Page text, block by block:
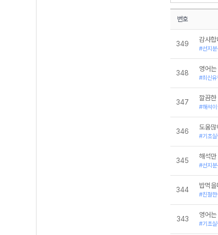
번호
349
감사
#선지분
348
영어
#최신
347
깔끔
#해석
346
도움
#기초
345
해석
#선지
344
밥먹
#친절한
343
영어
#기초